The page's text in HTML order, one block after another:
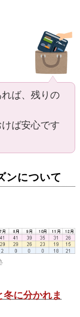
ば、残りの
ば安心です
ンについて
冬に分かれま